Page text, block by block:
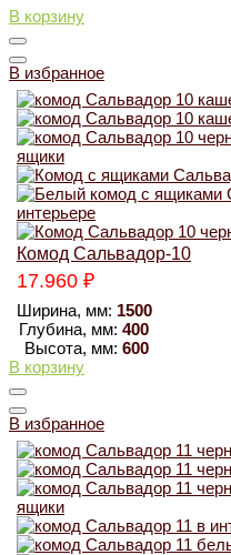
В корзину
В избранное
Комод Сальвадор-10
17.960 ₽
Ширина, мм: 1500
Глубина, мм: 400
Высота, мм: 600
В корзину
В избранное